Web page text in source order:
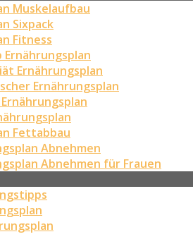
Muskelaufbau
Sixpack
Fitness
Ernährungsplan
Ernährungsplan
Ernährungsplan
Fettabbau
Abnehmen
Abnehmen für Frauen